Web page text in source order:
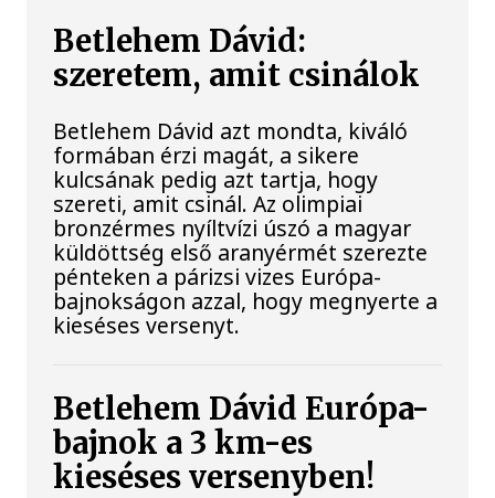
Betlehem Dávid:
szeretem, amit csinálok
Betlehem Dávid azt mondta, kiváló
formában érzi magát, a sikere
kulcsának pedig azt tartja, hogy
szereti, amit csinál. Az olimpiai
bronzérmes nyíltvízi úszó a magyar
küldöttség első aranyérmét szerezte
pénteken a párizsi vizes Európa-
bajnokságon azzal, hogy megnyerte a
kieséses versenyt.
Betlehem Dávid Európa-
bajnok a 3 km-es
kieséses versenyben!